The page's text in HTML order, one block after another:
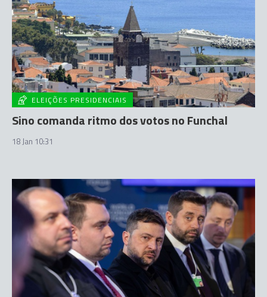
ELEIÇÕES PRESIDENCIAIS
Sino comanda ritmo dos votos no Funchal
18 Jan 10:31